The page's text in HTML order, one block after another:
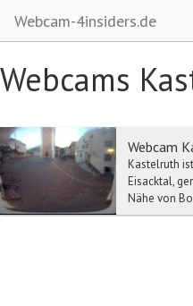
Webcam-4insiders.de
Webcams
Webcam
Kastelruth
Eisacktal,
Nähe von
...